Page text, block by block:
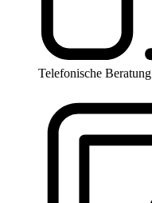
Telefonische Beratung